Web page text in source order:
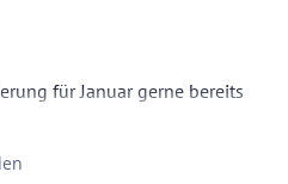
für Ihr Auto
für Januar gerne bereits
die Buchung online noch
telefonisch unter 08582